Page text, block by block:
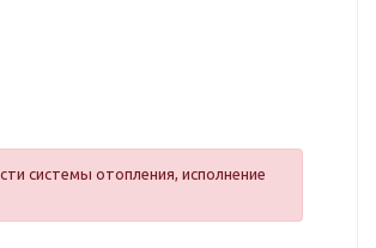
системы отопления, исполнение